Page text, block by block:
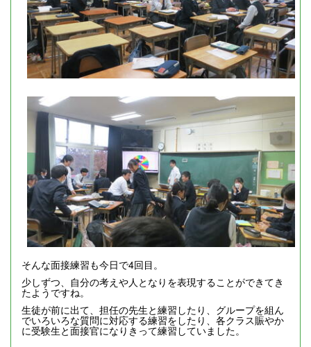
そんな面接練習も今日で4回目。
少しずつ、自分の考えや人となりを表現することができてき
たようですね。
生徒が前に出て、担任の先生と練習したり、グループを組ん
でいろいろな質問に対応する練習をしたり、各クラス賑やか
に受験生と面接官になりきって練習していました。